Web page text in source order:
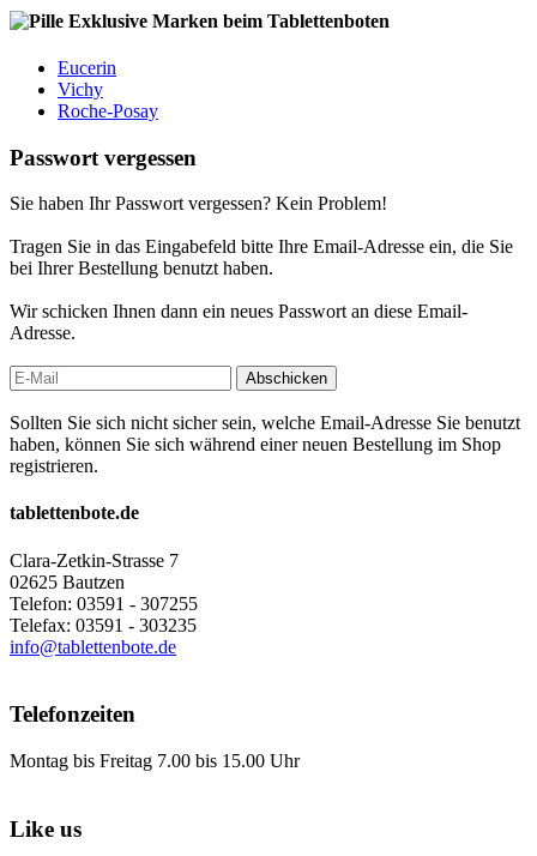
Exklusive Marken beim Tablettenboten
Eucerin
Vichy
Roche-Posay
Passwort vergessen
Sie haben Ihr Passwort vergessen? Kein Problem!
Tragen Sie in das Eingabefeld bitte Ihre Email-Adresse ein, die Sie
bei Ihrer Bestellung benutzt haben.
Wir schicken Ihnen dann ein neues Passwort an diese Email-
Adresse.
Abschicken
Sollten Sie sich nicht sicher sein, welche Email-Adresse Sie benutzt
haben, können Sie sich während einer neuen Bestellung im Shop
registrieren.
tablettenbote.de
Clara-Zetkin-Strasse 7
02625 Bautzen
Telefon: 03591 - 307255
Telefax: 03591 - 303235
info@tablettenbote.de
Telefonzeiten
Montag bis Freitag 7.00 bis 15.00 Uhr
Like us